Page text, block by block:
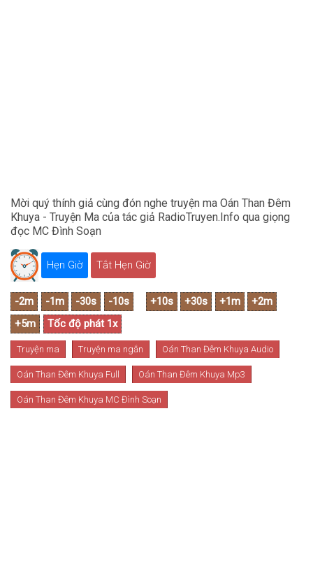
Mời quý thính giả cùng đón nghe truyện ma Oán Than Đêm
Khuya - Truyện Ma của tác giả RadioTruyen.Info qua giọng
đọc MC Đình Soạn
Hẹn Giờ Tắt Hẹn Giờ
Truyện ma Truyện ma ngắn Oán Than Đêm Khuya Audio
Oán Than Đêm Khuya Full Oán Than Đêm Khuya Mp3
Oán Than Đêm Khuya MC Đình Soạn